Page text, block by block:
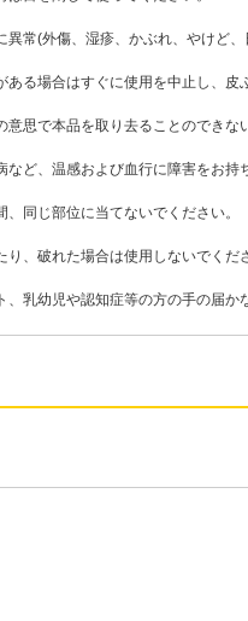
異常(外傷、湿疹、かぶれ、やけど
ある場合はすぐに使用を中止し、皮
意思で本品を取り去ることのでき
など、温感および血行に障害をお
、同じ部位に当てないでください。
り、破れた場合は使用しないでくだ
、乳幼児や認知症等の方の手の届か